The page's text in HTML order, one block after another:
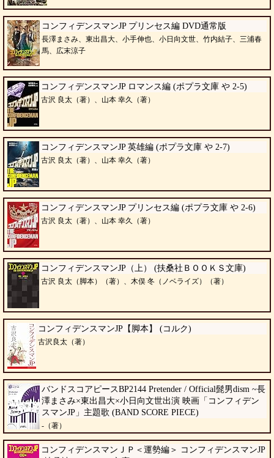
コンフィデンスマンJP プリンセス編 DVD通常版
長澤まさみ、東出昌大、小手伸也、小日向文世、竹内結子、三浦春
馬、広末涼子
コンフィデンスマンJP ロマンス編 (ポプラ文庫 や 2-5)
古沢 良太（著）、山本 幸久（著）
コンフィデンスマンJP 英雄編 (ポプラ文庫 や 2-7)
古沢 良太（著）、山本 幸久（著）
コンフィデンスマンJP プリンセス編 (ポプラ文庫 や 2-6)
古沢 良太（著）、山本 幸久（著）
コンフィデンスマンJP（上） (扶桑社ＢＯＯＫＳ文庫)
古沢 良太（脚本）（著）、木俣 冬（ノベライズ）（著）
コンフィデンスマンJP【脚本】 (コルク)
古沢良太（著）
バンドスコアピースBP2144 Pretender / Official髭男dism ~長
澤まさみ×東出昌大×小日向文世出演 映画「コンフィデン
スマンJP」主題歌 (BAND SCORE PIECE)
-（著）
コンフィデンスマンＪＰ＜運勢編＞ コンフィデンスマンJP